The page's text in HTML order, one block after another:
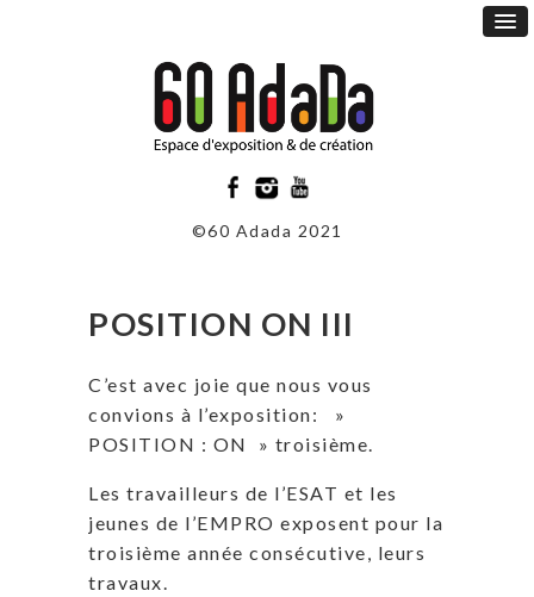
©60 Adada 2021
POSITION ON III
C’est avec joie que nous vous
convions à l’exposition: »
POSITION : ON » troisième.
Les travailleurs de l’ESAT et les
jeunes de l’EMPRO exposent pour la
troisième année consécutive, leurs
travaux.